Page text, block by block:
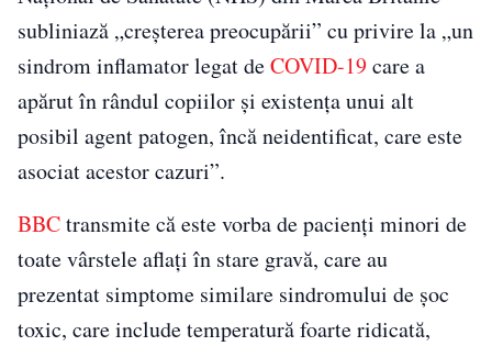
subliniază „creşterea preocupării” cu privire la „un
sindrom inflamator legat deCOVID-19care a
apărut în rândul copiilor şi existenţa unui alt
posibil agent patogen, încă neidentificat, care este
asociat acestor cazuri”.
BBCtransmite că este vorba de pacienţi minori de
toate vârstele aflaţi în stare gravă, care au
prezentat simptome similare sindromului de şoc
toxic, care include temperatură foarte ridicată,